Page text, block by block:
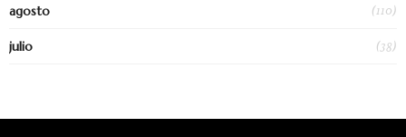
agosto (110)
julio (38)